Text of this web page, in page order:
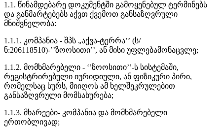
1.1. წინამდებარე დოკუმენტში გამოყენებულ ტერმინებს
და განმარტებებს აქვთ ქვემოთ განსაზღვრული
მნიშვნელობა:
1.1.1. კომპანია - შპს „აქვა-ტერრა’’ (ს/
ნ:206118510)-’’ზოოსითი’’, ან მისი უფლებამონაცვლე;
1.1.2. მომხმარებელი - ‘’ზოოსითი’’-ს სისტემაში,
რეგისტრირებული იურიდიული, ან ფიზიკური პირი,
რომელსაც სურს, მიიღოს ამ ხელშეკრულებით
განსაზღვრული მომსახურება;
1.1.3. მხარეები- კომპანია და მომხმარებელი
ერთობლივად;